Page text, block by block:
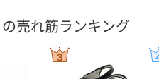
の売れ筋ランキング